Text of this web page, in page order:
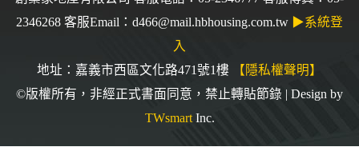
2346268 客服Email：d466@mail.hbhousing.com.tw ▶系統登
入
地址：嘉義市西區文化路471號1樓
【隱私權聲明】
©版權所有，非經正式書面同意，禁止轉貼節錄 | Design by
TWsmartInc.